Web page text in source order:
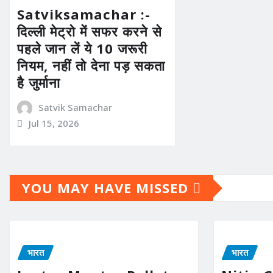
Satviksamachar :-
दिल्ली मेट्रो में सफर करने से
पहले जान लें ये 10 जरूरी
नियम, नहीं तो देना पड़ सकता
है जुर्माना
Satvik Samachar
Jul 15, 2026
YOU MAY HAVE MISSED
भारत भारत